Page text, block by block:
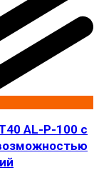
AL-P-100 с